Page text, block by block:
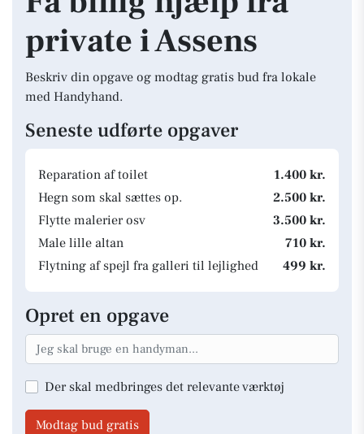
private i Assens
Beskriv din opgave og modtag gratis bud fra lokale
med Handyhand.
Seneste udførte opgaver
Reparation af toilet
1.400 kr.
Hegn som skal sættes op.
2.500 kr.
Flytte malerier osv
3.500 kr.
Male lille altan
710 kr.
Flytning af spejl fra galleri til lejlighed
499 kr.
Opret en opgave
Der skal medbringes det relevante værktøj
Modtag bud gratis